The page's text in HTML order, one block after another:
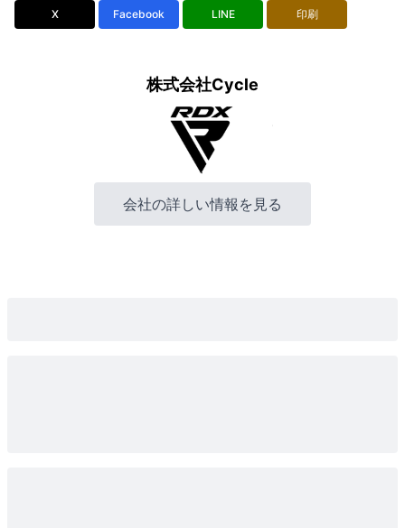
X Facebook LINE 印刷
株式会社Cycle
会社の詳しい情報を見る